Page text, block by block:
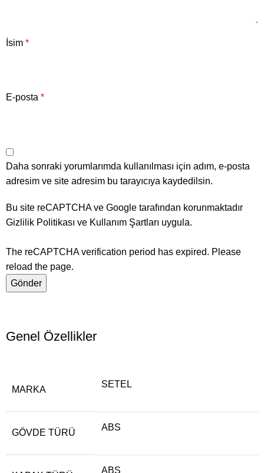
Genel Özellikler
MARKA
SETEL
GÖVDE TÜRÜ
ABS
ABS
İsim *
E-posta *
Daha sonraki yorumlarımda kullanılması için adım, e-posta
adresim ve site adresim bu tarayıcıya kaydedilsin.
Bu site reCAPTCHA ve Google tarafından korunmaktadır
Gizlilik Politikası ve Kullanım Şartları uygula.
The reCAPTCHA verification period has expired. Please
reload the page.